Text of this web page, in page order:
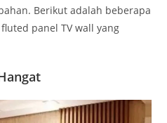
Berikut adalah beberapa
panel TV wall yang